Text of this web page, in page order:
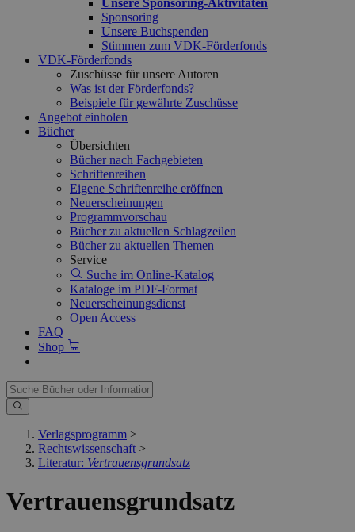
Unsere Sponsoring-Aktivitäten
Sponsoring
Unsere Buchspenden
Stimmen zum VDK-Förderfonds
VDK-Förderfonds
Zuschüsse für unsere Autoren
Was ist der Förderfonds?
Beispiele für gewährte Zuschüsse
Angebot einholen
Bücher
Übersichten
Bücher nach Fachgebieten
Schriftenreihen
Eigene Schriftenreihe eröffnen
Neuerscheinungen
Programmvorschau
Bücher zu aktuellen Schlagzeilen
Bücher zu aktuellen Themen
Service
Suche im Online-Katalog
Kataloge im PDF-Format
Neuerscheinungsdienst
Open Access
FAQ
Shop
Verlagsprogramm >
Rechtswissenschaft >
Literatur: Vertrauensgrundsatz
Vertrauensgrundsatz